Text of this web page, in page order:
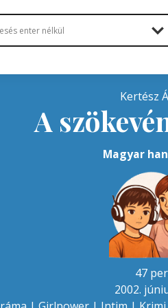
Kertész
A
Magyar
47
2002.